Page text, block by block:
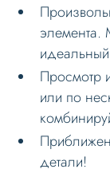
элемента.
Просмотр
или по
детали!